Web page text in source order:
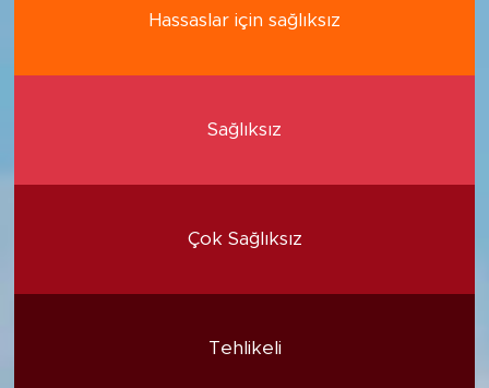
Hassaslar için sağlıksız
Sağlıksız
Çok Sağlıksız
Tehlikeli